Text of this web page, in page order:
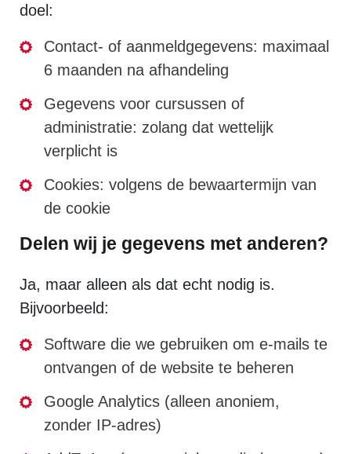
doel:
Contact- of aanmeldgegevens: maximaal
6 maanden na afhandeling
Gegevens voor cursussen of
administratie: zolang dat wettelijk
verplicht is
Cookies: volgens de bewaartermijn van
de cookie
Delen wij je gegevens met anderen?
Ja, maar alleen als dat echt nodig is.
Bijvoorbeeld:
Software die we gebruiken om e-mails te
ontvangen of de website te beheren
Google Analytics (alleen anoniem,
zonder IP-adres)